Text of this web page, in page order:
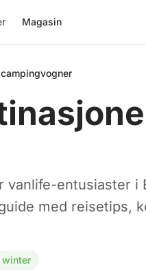
Magasin
entusiaster i
med reisetips,
winter